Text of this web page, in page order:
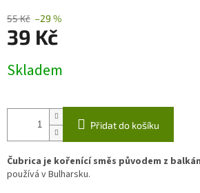
55 Kč –29 %
39 Kč
cena:
Skladem
Přidat do košíku
Čubrica je kořenící směs původem z
používá v Bulharsku.